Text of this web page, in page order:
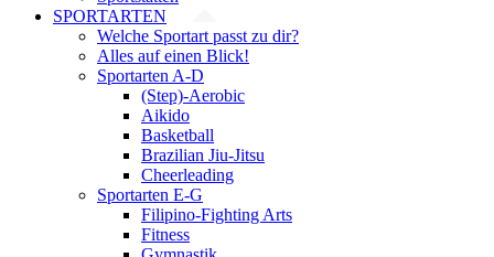
SPORTARTEN
Welche Sportart passt zu dir?
Alles auf einen Blick!
Sportarten A-D
(Step)-Aerobic
Aikido
Basketball
Brazilian Jiu-Jitsu
Cheerleading
Sportarten E-G
Filipino-Fighting Arts
Fitness